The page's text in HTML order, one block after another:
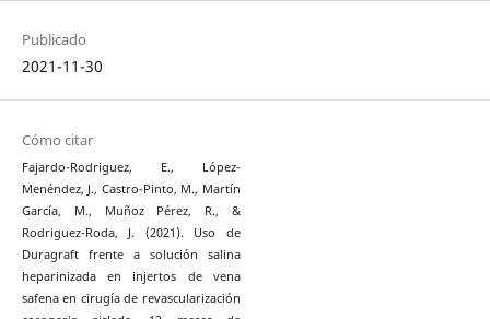
Publicado
2021-11-30
Cómo citar
Fajardo-Rodriguez, E., López-
Menéndez, J., Castro-Pinto, M., Martín
García, M., Muñoz Pérez, R., &
Rodriguez-Roda, J. (2021). Uso de
Duragraft frente a solución salina
heparinizada en injertos de vena
safena en cirugía de revascularización